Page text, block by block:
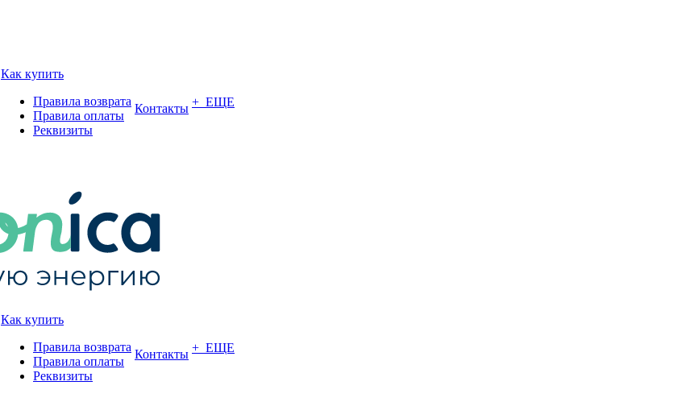
Как купить
Правила возврата
Правила оплаты
Реквизиты
Контакты + ЕЩЕ
Как купить
Правила возврата
Правила оплаты
Реквизиты
Контакты + ЕЩЕ